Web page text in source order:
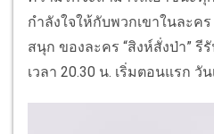
กำลังใจให้กับพวกเขาในละค
สนุก ของละคร “สิงห์สั่งป่า” รี
เวลา 20.30 น. เริ่มตอนแรก วั